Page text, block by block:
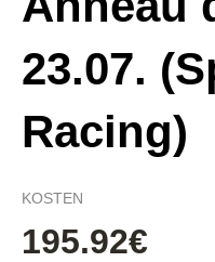
23.07.
Racing)
KOSTEN
195.92€